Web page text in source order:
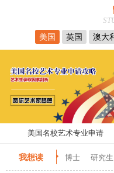
美国
英国 澳大
美国名校艺术专业申请
我想读 博士 研究生